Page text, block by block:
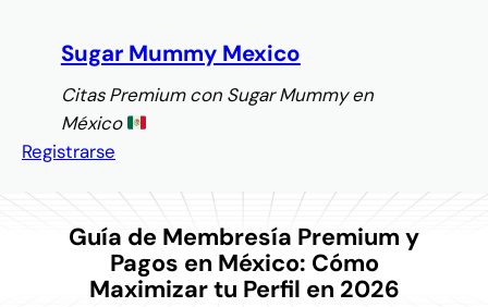
contenido
Sugar Mummy Mexico
Citas Premium con Sugar Mummy en
México
Registrarse
Guía de Membresía Premium y
Pagos en México: Cómo
Maximizar tu Perfil en 2026